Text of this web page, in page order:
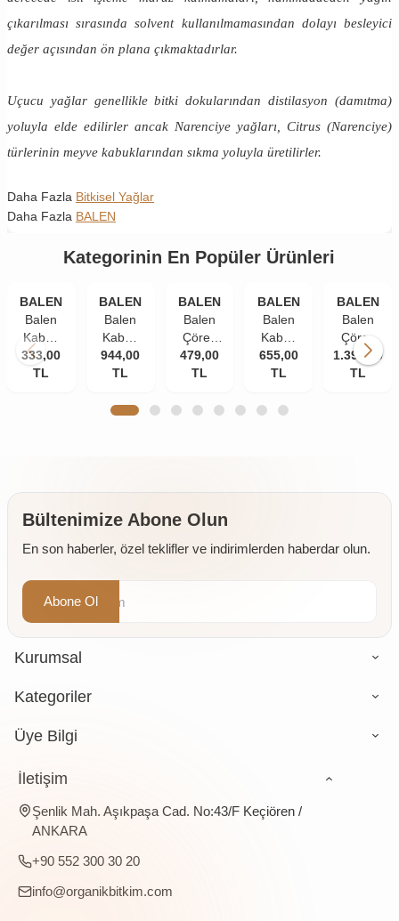
çıkarılması sırasında solvent kullanılmamasından dolayı besleyici
değer açısından ön plana çıkmaktadırlar.
Uçucu yağlar genellikle bitki dokularından distilasyon (damıtma)
yoluyla elde edilirler ancak Narenciye yağları, Citrus (Narenciye)
türlerinin meyve kabuklarından sıkma yoluyla üretilirler.
Daha Fazla Bitkisel Yağlar
Daha Fazla BALEN
Kategorinin En Popüler Ürünleri
BALEN
Balen
Kabak
Çekirdeği
Yağı
333,00
TL
BALEN
Balen
Kabak
Çekirdeği
Yağı
Pres
944,00
TL
BALEN
Balen
Çörek
Otu
Yağı
Pres
479,00
TL
BALEN
Balen
Kabak
Çekirdeği
Yağı
Pres
655,00
TL
BALEN
Balen
Çörek
Otu
Yağı
1.399,00
TL
Bültenimize Abone Olun
En son haberler, özel teklifler ve indirimlerden haberdar olun.
Abone Ol
Kurumsal
Kategoriler
Üye Bilgi
İletişim
Şenlik Mah. Aşıkpaşa Cad. No:43/F Keçiören /
ANKARA
+90 552 300 30 20
info@organikbitkim.com